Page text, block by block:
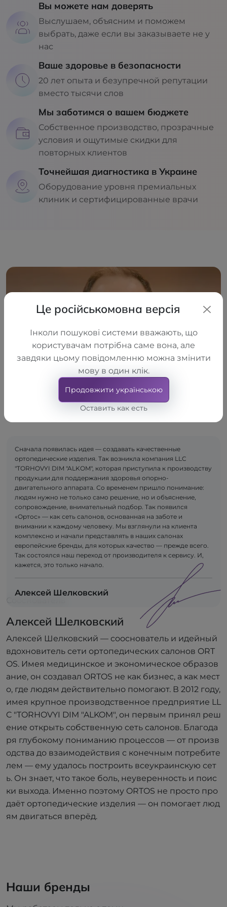
Вы можете нам доверять
Выслушаем, объясним и поможем
выбрать, даже если вы заказываете не у
нас
Ваше здоровье в безопасности
20 лет опыта и безупречной репутации
вместо тысячи слов
Мы заботимся о вашем бюджете
Собственное производство, прозрачные
условия и ощутимые скидки для
повторных клиентов
Точнейшая диагностика в Украине
Оборудование уровня премиальных
клиник и сертифицированные врачи
Сначала появилась идея — создавать качественные
ортопедические изделия. Так возникла компания LLC
"TORHOVYI DIM "ALKOM", которая приступила к производству
продукции для поддержания здоровья опорно-
двигательного аппарата. Со временем пришло понимание:
людям нужно не только само решение, но и объяснение,
сопровождение, внимательный подбор. Так появился
«Ортос» — как сеть салонов, основанная на заботе и
внимании к каждому человеку. Мы взглянули на клиента
комплексно и начали представлять в наших салонах
европейские бренды, для которых качество — прежде всего.
Так состоялся наш переход от производителя к сервису. И,
кажется, это только начало.
Алексей Шелковский
Алексей Шелковский
Алексей Шелковский — сооснователь и идейный
вдохновитель сети ортопедических салонов ORT
OS. Имея медицинское и экономическое образов
ание, он создавал ORTOS не как бизнес, а как мест
о, где людям действительно помогают. В 2012 году,
имея крупное производственное предприятие LL
C "TORHOVYI DIM "ALKOM", он первым принял реш
ение открыть собственную сеть салонов. Благода
ря глубокому пониманию процессов — от произв
одства до взаимодействия с конечным потребите
лем — ему удалось построить всеукраинскую сет
ь. Он знает, что такое боль, неуверенность и поис
ки выхода. Именно поэтому ORTOS не просто про
даёт ортопедические изделия — он помогает люд
ям двигаться вперёд.
Наши бренды
Це російськомовна версія
Інколи пошукові системи вважають, що
користувачам потрібна саме вона, але
завдяки цьому повідомленню можна змінити
мову в один клік.
Продовжити українською
Оставить как есть